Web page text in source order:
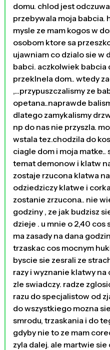
domu. chlod jest
przebywala moja babcia.
mysle ze mam kogos w
osobom ktore sa
ujawniam co dzialo sie w
babci. aczkolwiek babcia
przeklnela dom.. wtedy
,...przypuszczalismy ze
opetana..naprawde
dlatego zamykalismy
np do nas nie przyszla.
wstala tez.chodzila do
ciagle dom i moja
temat demonow i klatw
zostaje rzucona klatwa
odziedziczy klatwe i
zostanie zrzucona.. nie
godziny , ze jak budzisz
dzieje . u mnie o 2,40 cos
ma zasady na dana
trzaskac cos mocnym
byscie sie zesrali ze
razy i wyznanie klatwy
zle swiadczy. radze
razu do specjalistow od
do wszystkiego mozna
smrodu, trzaskania i do
gdyby nie to ze mam
zyla dalej. ale martwie